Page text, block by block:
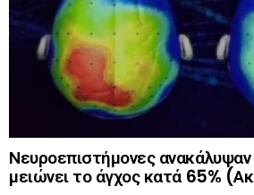
Νευροεπιστήμονες
μειώνει το άγχος κατά 65%